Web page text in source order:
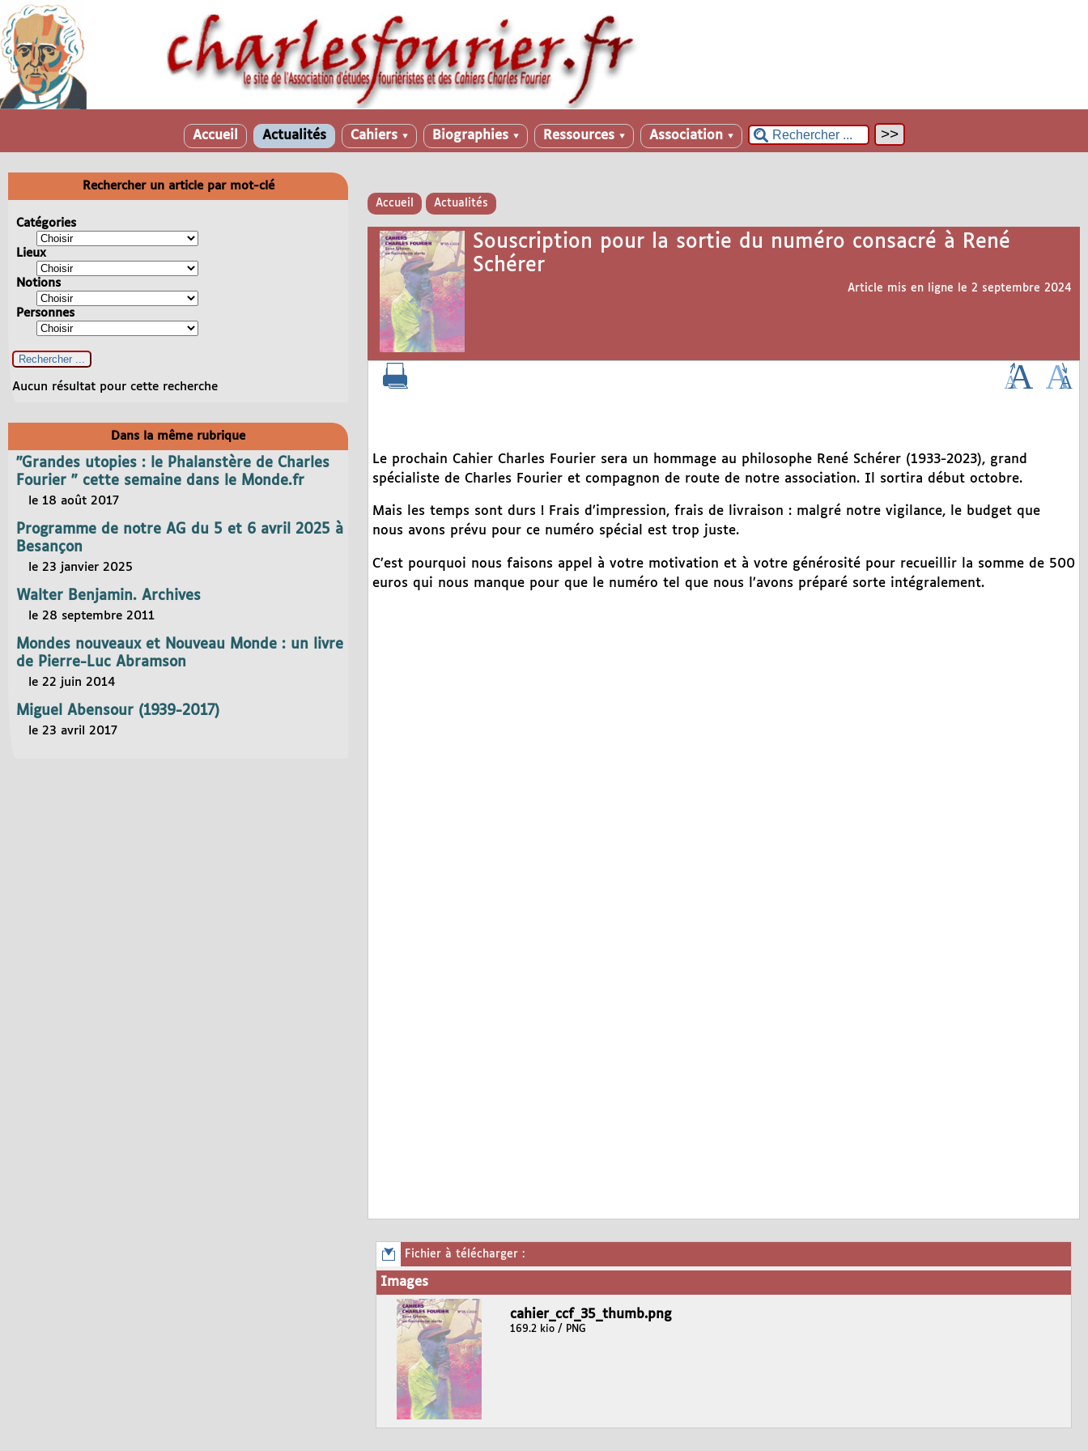
Accueil Actualités Cahiers ▼ Biographies ▼ Ressources ▼ Association ▼
Accueil Actualités
Souscription pour la sortie du numéro consacré à René
Schérer
Article mis en ligne le 2 septembre 2024
Le prochain Cahier Charles Fourier sera un hommage au philosophe René Schérer (1933-2023), grand
spécialiste de Charles Fourier et compagnon de route de notre association. Il sortira début octobre.
Mais les temps sont durs ! Frais d’impression, frais de livraison : malgré notre vigilance, le budget que
nous avons prévu pour ce numéro spécial est trop juste.
C’est pourquoi nous faisons appel à votre motivation et à votre générosité pour recueillir la somme de 500
euros qui nous manque pour que le numéro tel que nous l’avons préparé sorte intégralement.
Fichier à télécharger :
Images
cahier_ccf_35_thumb.png
169.2 kio / PNG
Rechercher un article par mot-clé
Catégories
Lieux
Notions
Personnes
Aucun résultat pour cette recherche
Dans la même rubrique
"Grandes utopies : le Phalanstère de Charles
Fourier " cette semaine dans le Monde.fr
le 18 août 2017
Programme de notre AG du 5 et 6 avril 2025 à
Besançon
le 23 janvier 2025
Walter Benjamin. Archives
le 28 septembre 2011
Mondes nouveaux et Nouveau Monde : un livre
de Pierre-Luc Abramson
le 22 juin 2014
Miguel Abensour (1939-2017)
le 23 avril 2017